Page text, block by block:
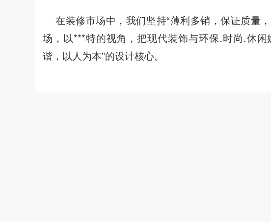
在装修市场中，我们坚持“薄利多销，保证质量
场，以***特的视角，把现代装饰与环保.时尚.休
谐，以人为本”的设计核心。